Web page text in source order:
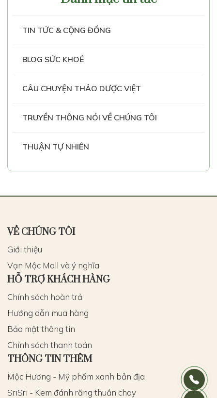
TIN TỨC & CỘNG ĐỒNG
BLOG SỨC KHOẺ
CÂU CHUYỆN THẢO DƯỢC VIỆT
TRUYỀN THÔNG NÓI VỀ CHÚNG TÔI
THUẬN TỰ NHIÊN
VỀ CHÚNG TÔI
Giới thiệu
Vạn Mộc Mall và ý nghĩa
HỖ TRỢ KHÁCH HÀNG
Chính sách hoàn trả
Hướng dẫn mua hàng
Bảo mật thông tin
Chính sách thanh toán
THÔNG TIN THÊM
Mộc Hương - Mỹ phẩm xanh bản địa
SriSri - Kem đánh răng thuần chay